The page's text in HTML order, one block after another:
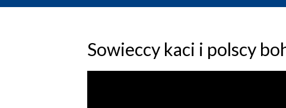
Sowieccy kaci i polscy